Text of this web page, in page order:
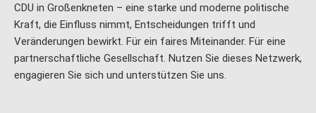
CDU in Großenkneten – eine starke und moderne politische
Kraft, die Einfluss nimmt, Entscheidungen trifft und
Veränderungen bewirkt. Für ein faires Miteinander. Für eine
partnerschaftliche Gesellschaft. Nutzen Sie dieses Netzwerk,
engagieren Sie sich und unterstützen Sie uns.